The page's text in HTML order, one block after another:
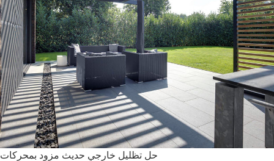
حل تظليل خارجي حديث مزود بمحركات